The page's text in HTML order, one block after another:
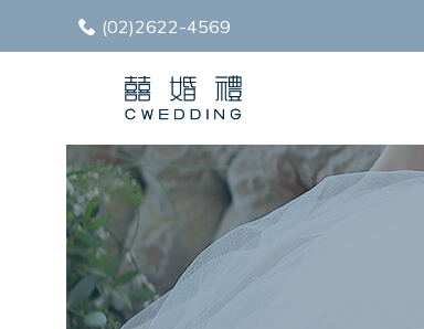
(02)2622-4569